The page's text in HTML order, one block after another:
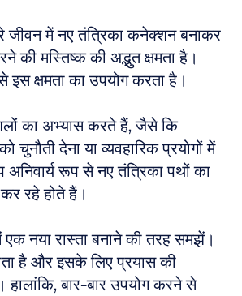
जीवन में नए तंत्रिका कनेक्शन बनाकर
की मस्तिष्क की अद्भुत क्षमता है।
क्षमता का उपयोग करता है।
का अभ्यास करते हैं, जैसे कि
चुनौती देना या व्यवहारिक प्रयोगों में
अनिवार्य रूप से नए तंत्रिका पथों का
रहे होते हैं।
नया रास्ता बनाने की तरह समझें।
है और इसके लिए प्रयास की
बार-बार उपयोग करने से